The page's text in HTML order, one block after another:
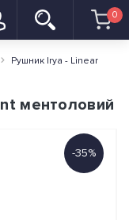
0
Рушник Irya - Linear
ментоловий
-35%